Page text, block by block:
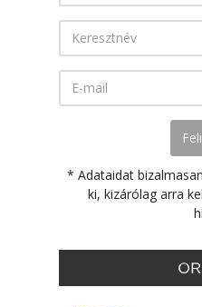
* Adataidat
ki, kizárólag arra